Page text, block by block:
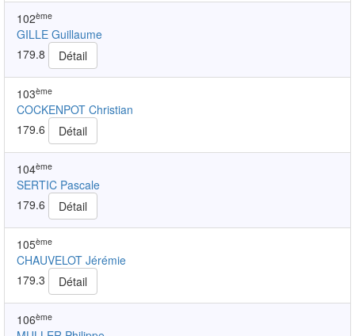
102ème
GILLE Guillaume
179.8
Détail
103ème
COCKENPOT Christian
179.6
Détail
104ème
SERTIC Pascale
179.6
Détail
105ème
CHAUVELOT Jérémie
179.3
Détail
106ème